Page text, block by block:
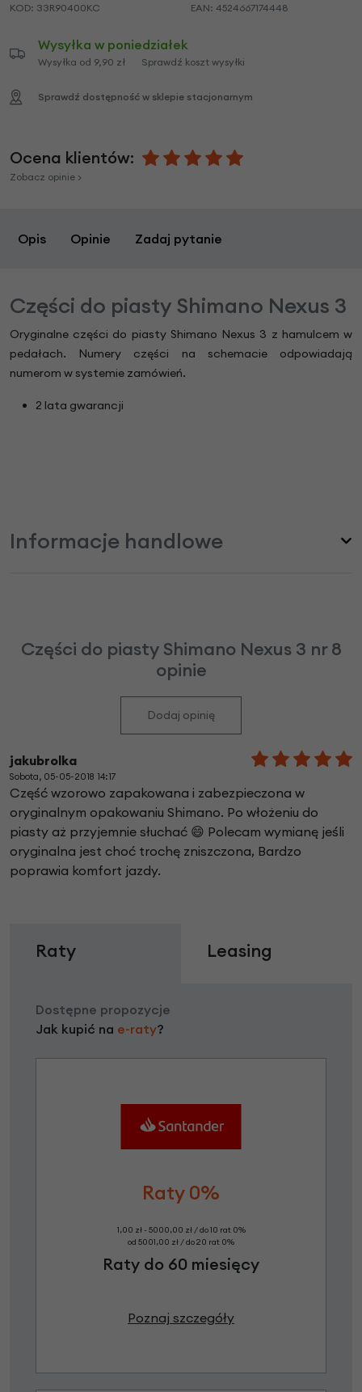
KOD: 33R90400KC EAN: 4524667174448
Wysyłka w poniedziałek
Wysyłka od 9,90 zł Sprawdź koszt wysyłki
Sprawdź dostępność w sklepie stacjonarnym
Ocena klientów:
Zobacz opinie >
Opis Opinie Zadaj pytanie
Części do piasty Shimano Nexus 3
Oryginalne części do piasty Shimano Nexus 3 z hamulcem w
pedałach. Numery części na schemacie odpowiadają
numerom w systemie zamówień.
2 lata gwarancji
Informacje handlowe
Części do piasty Shimano Nexus 3 nr 8
opinie
Dodaj opinię
jakubrolka
Sobota, 05-05-2018 14:17
Część wzorowo zapakowana i zabezpieczona w
oryginalnym opakowaniu Shimano. Po włożeniu do
piasty aż przyjemnie słuchać 😄 Polecam wymianę jeśli
oryginalna jest choć trochę zniszczona, Bardzo
poprawia komfort jazdy.
Raty Leasing
Dostępne propozycje
Jak kupić na e-raty?
Raty 0%
1,00 zł - 5000,00 zł / do 10 rat 0%
od 5001,00 zł / do 20 rat 0%
Raty do 60 miesięcy
Poznaj szczegóły